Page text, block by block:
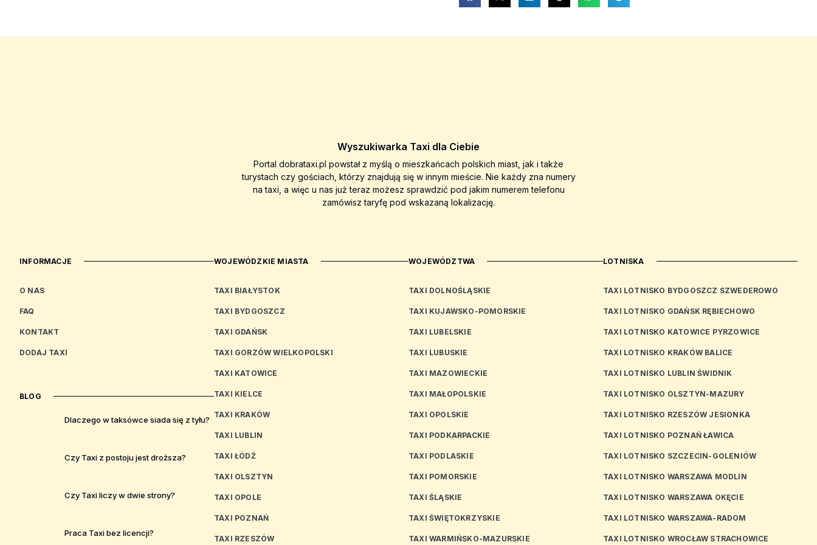
Wyszukiwarka Taxi dla Ciebie
Portal dobrataxi.pl powstał z myślą o mieszkańcach polskich miast, jak i także
turystach czy gościach, którzy znajdują się w innym mieście. Nie każdy zna numery
na taxi, a więc u nas już teraz możesz sprawdzić pod jakim numerem telefonu
zamówisz taryfę pod wskazaną lokalizację.
INFORMACJE
O NAS
FAQ
KONTAKT
DODAJ TAXI
BLOG
Dlaczego w taksówce siada się z tyłu?
Czy Taxi z postoju jest droższa?
Czy Taxi liczy w dwie strony?
Praca Taxi bez licencji?
WOJEWÓDZKIE MIASTA
TAXI BIAŁYSTOK
TAXI BYDGOSZCZ
TAXI GDAŃSK
TAXI GORZÓW WIELKOPOLSKI
TAXI KATOWICE
TAXI KIELCE
TAXI KRAKÓW
TAXI LUBLIN
TAXI ŁÓDŹ
TAXI OLSZTYN
TAXI OPOLE
TAXI POZNAŃ
TAXI RZESZÓW
WOJEWÓDZTWA
TAXI DOLNOŚLĄSKIE
TAXI KUJAWSKO-POMORSKIE
TAXI LUBELSKIE
TAXI LUBUSKIE
TAXI MAZOWIECKIE
TAXI MAŁOPOLSKIE
TAXI OPOLSKIE
TAXI PODKARPACKIE
TAXI PODLASKIE
TAXI POMORSKIE
TAXI ŚLĄSKIE
TAXI ŚWIĘTOKRZYSKIE
TAXI WARMIŃSKO-MAZURSKIE
LOTNISKA
TAXI LOTNISKO BYDGOSZCZ SZWEDEROWO
TAXI LOTNISKO GDAŃSK RĘBIECHOWO
TAXI LOTNISKO KATOWICE PYRZOWICE
TAXI LOTNISKO KRAKÓW BALICE
TAXI LOTNISKO LUBLIN ŚWIDNIK
TAXI LOTNISKO OLSZTYN-MAZURY
TAXI LOTNISKO RZESZÓW JESIONKA
TAXI LOTNISKO POZNAŃ ŁAWICA
TAXI LOTNISKO SZCZECIN-GOLENIÓW
TAXI LOTNISKO WARSZAWA MODLIN
TAXI LOTNISKO WARSZAWA OKĘCIE
TAXI LOTNISKO WARSZAWA-RADOM
TAXI LOTNISKO WROCŁAW STRACHOWICE